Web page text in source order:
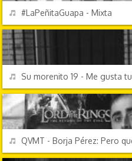
REPRODUCIR
#LaPeñitaGuapa - Mixta
REPRODUCIR
Su morenito 19 - Me gusta
REPRODUCIR
QVMT - Borja Pérez: Pero